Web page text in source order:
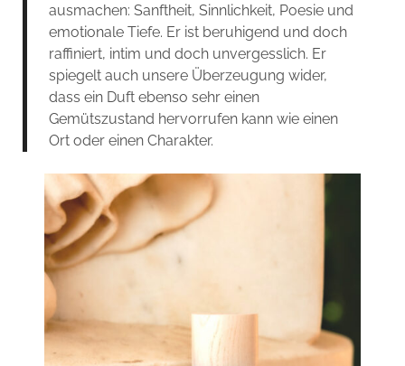
ausmachen: Sanftheit, Sinnlichkeit, Poesie und
emotionale Tiefe. Er ist beruhigend und doch
raffiniert, intim und doch unvergesslich. Er
spiegelt auch unsere Überzeugung wider,
dass ein Duft ebenso sehr einen
Gemütszustand hervorrufen kann wie einen
Ort oder einen Charakter.